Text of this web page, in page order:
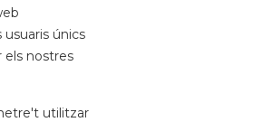
únics
els nostres
utilitzar